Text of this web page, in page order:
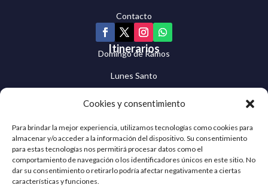
Cookies y consentimiento
Para brindar la mejor experiencia, utilizamos tecnologías como cookies para
almacenar y/o acceder a la información del dispositivo. Su consentimiento
para estas tecnologías nos permitirá procesar datos como el
comportamiento de navegación o los identificadores únicos en este sitio. No
dar su consentimiento o retirarlo podría afectar negativamente a ciertas
características y funciones.
Contacto
Itinerarios
Domingo de Ramos
Lunes Santo
Jueves Santo
Viernes Santo